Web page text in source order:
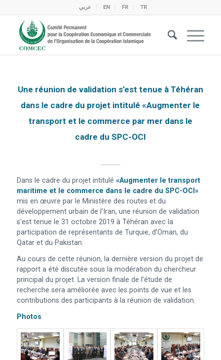
عربي EN FR TR
Une réunion de validation s’est tenue à Téhéran
dans le cadre du projet intitulé «Augmenter le
transport et le commerce par mer dans le
cadre du SPC-OCI
Dans le cadre du projet intitulé «Augmenter le transport
maritime et le commerce dans le cadre du SPC-OCI»
mis en œuvre par le Ministère des routes et du
développement urbain de l’Iran, une réunion de validation
s’est tenue le 31 octobre 2019 à Téhéran avec la
participation de représentants de Turquie, d’Oman, du
Qatar et du Pakistan.
Au cours de cette réunion, la dernière version du projet de
rapport a été discutée sous la modération du chercheur
principal du projet. La version finale de l’étude de
recherche sera améliorée avec les points de vue et les
contributions des participants à la réunion de validation.
Photos